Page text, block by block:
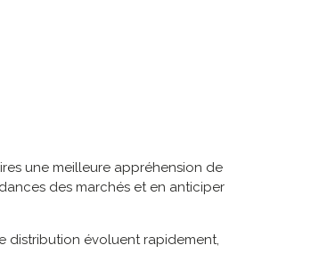
une meilleure appréhension de
des marchés et en anticiper
distribution évoluent rapidement,